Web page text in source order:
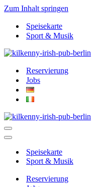
Zum Inhalt springen
Speisekarte
Sport & Musik
Reservierung
Jobs
Navigationsmenü
Navigationsmenü
Speisekarte
Sport & Musik
Reservierung